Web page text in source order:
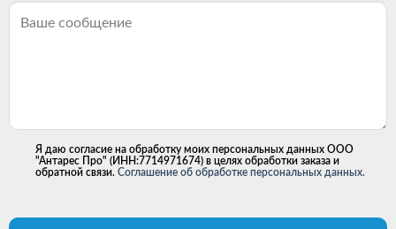
Я даю согласие на обработку моих персональных данных ООО
"Антарес Про" (ИНН:7714971674) в целях обработки заказа и
обратной связи. Соглашение об обработке персональных данных.